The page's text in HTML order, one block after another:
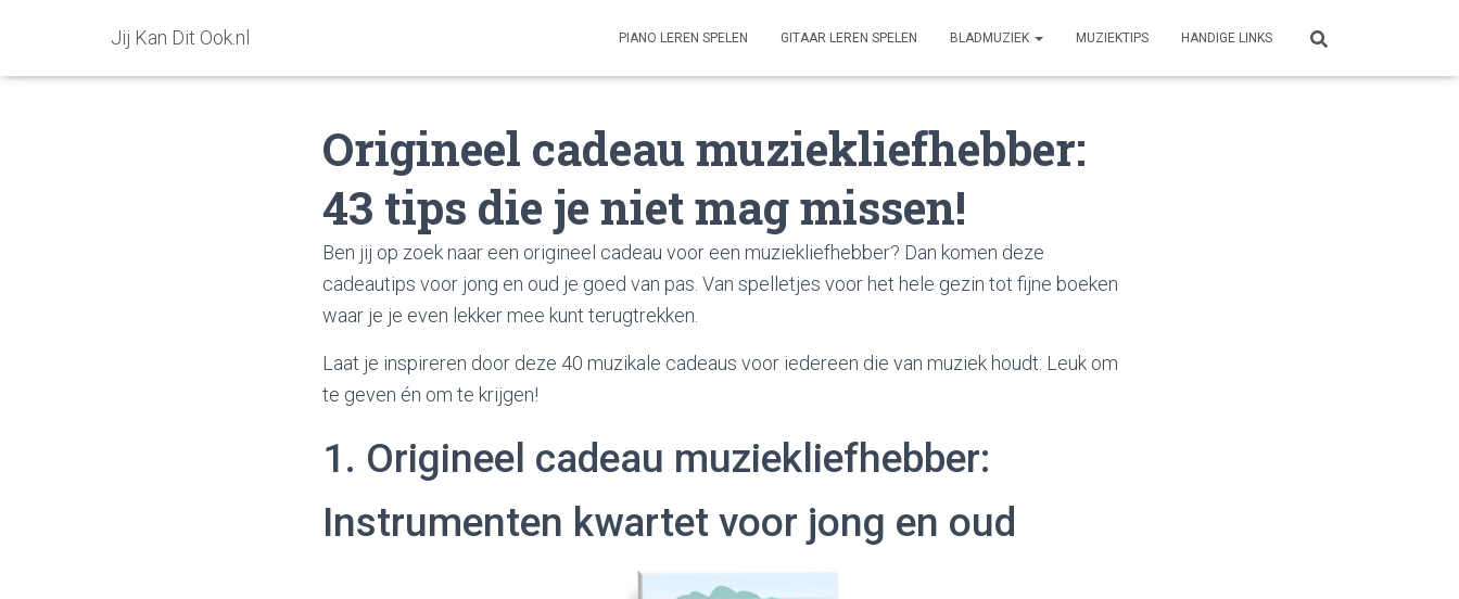
Jij Kan Dit Ook.nl PIANO LEREN SPELEN GITAAR LEREN SPELEN BLADMUZIEK MUZIEKTIPS HANDIGE LINKS
Origineel cadeau muziekliefhebber:
43 tips die je niet mag missen!
Ben jij op zoek naar een origineel cadeau voor een muziekliefhebber? Dan komen deze
cadeautips voor jong en oud je goed van pas. Van spelletjes voor het hele gezin tot fijne boeken
waar je je even lekker mee kunt terugtrekken.
Laat je inspireren door deze 40 muzikale cadeaus voor iedereen die van muziek houdt. Leuk om
te geven én om te krijgen!
1. Origineel cadeau muziekliefhebber:
Instrumenten kwartet voor jong en oud